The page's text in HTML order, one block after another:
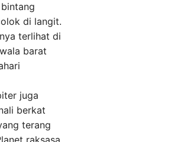
di langit.
terlihat di
barat
juga
berkat
terang